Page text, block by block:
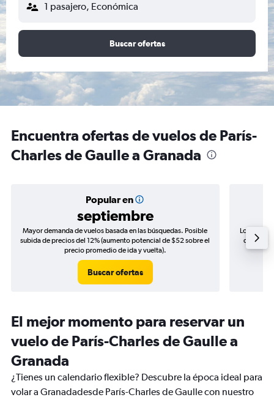
1 pasajero, Económica
Buscar ofertas
Encuentra ofertas de vuelos de París-
Charles de Gaulle a Granada
Popular en
septiembre
Mayor demanda de vuelos basada en las búsquedas. Posible
subida de precios del 12% (aumento potencial de $52 sobre el
precio promedio de ida y vuelta).
Buscar ofertas
Los
de
El mejor momento para reservar un
vuelo de París-Charles de Gaulle a
Granada
¿Tienes un calendario flexible? Descubre la época ideal para
volar a Granadadesde París-Charles de Gaulle con nuestro